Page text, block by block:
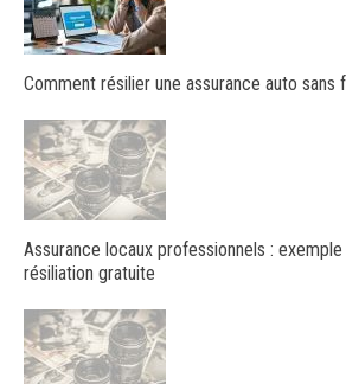
Comment résilier une assurance auto sans
Assurance locaux professionnels :
résiliation gratuite